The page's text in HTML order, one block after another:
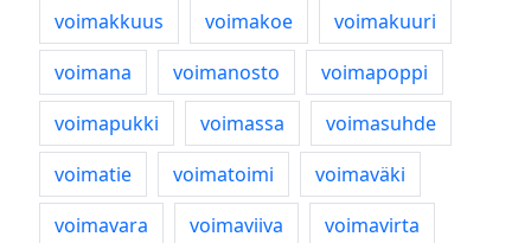
voimakkuus
voimakoe
voimakuuri
voimana
voimanosto
voimapoppi
voimapukki
voimassa
voimasuhde
voimatie
voimatoimi
voimaväki
voimavara
voimaviiva voimavirta